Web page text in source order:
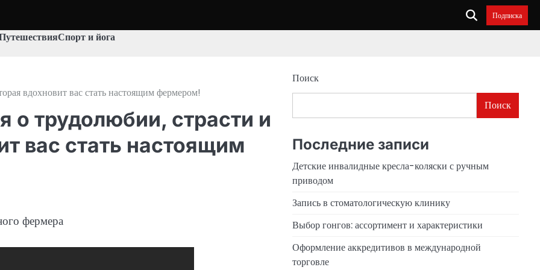
Подписка
Спорт и йога
вдохновит вас стать настоящим фермером!
трудолюбии, страсти и
вас стать настоящим
Поиск
Поиск
Последние записи
Детские инвалидные кресла-коляски с ручным
приводом
Запись в стоматологическую клинику
Выбор гонгов: ассортимент и характеристики
Оформление аккредитивов в международной
торговле